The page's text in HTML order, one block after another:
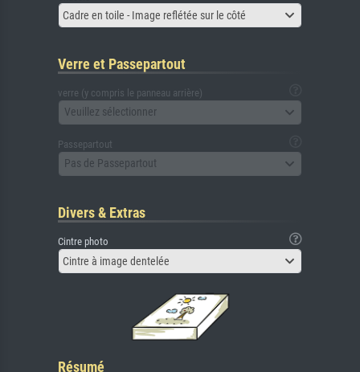
Cadre en toile - Image reflétée sur le côté
Verre et Passepartout
verre (y compris le panneau arrière)
Veuillez sélectionner
Passepartout
Pas de Passepartout
Divers & Extras
Cintre photo
Cintre à image dentelée
Résumé